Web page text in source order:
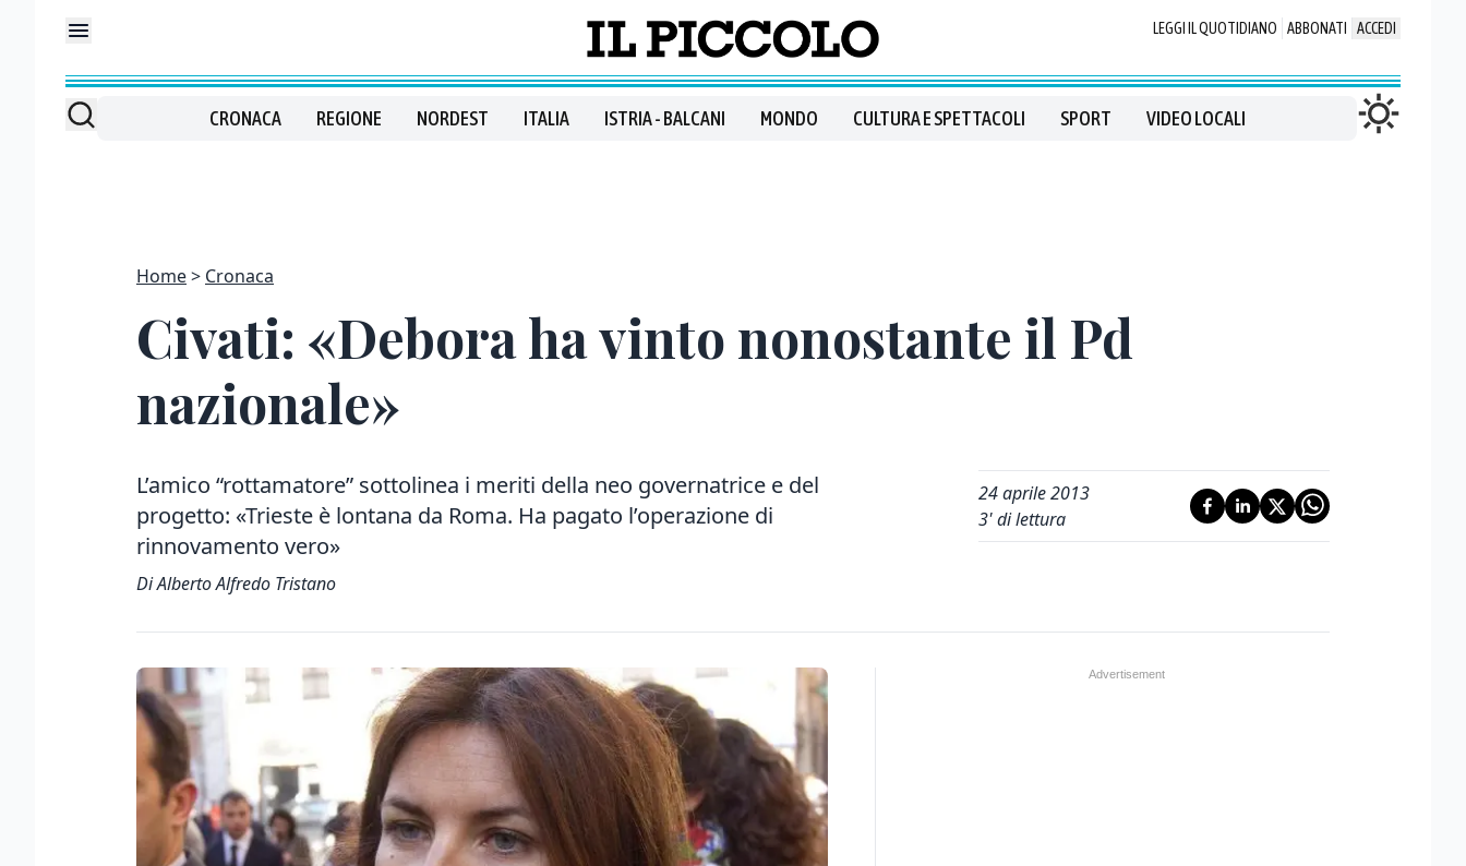
LEGGI IL QUOTIDIANO ABBONATI ACCEDI
CRONACA REGIONE NORDEST ITALIA ISTRIA - BALCANI MONDO CULTURA E SPETTACOLI SPORT VIDEO LOCALI
Home Cronaca
Civati: «Debora ha vinto nonostante il Pd
nazionale»
L’amico “rottamatore” sottolinea i meriti della neo governatrice e del
progetto: «Trieste è lontana da Roma. Ha pagato l’operazione di
rinnovamento vero»
Di Alberto Alfredo Tristano
24 aprile 2013
3' di lettura